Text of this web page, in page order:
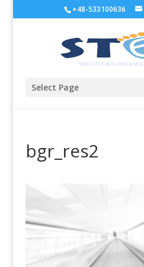
+48-533100636
Select Page
bgr_res2